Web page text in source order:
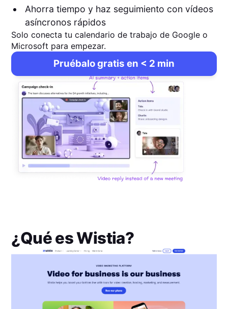
Ahorra tiempo y haz seguimiento con vídeos
asíncronos rápidos
Solo conecta tu calendario de trabajo de Google o
Microsoft para empezar.
Pruébalo gratis en < 2 min
¿Qué esWistia?